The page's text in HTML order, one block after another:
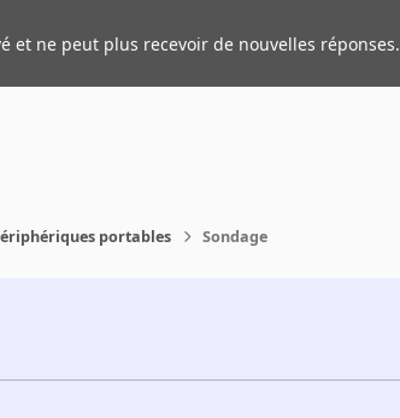
et ne peut plus recevoir de nouvelles réponses.
portables Sondage